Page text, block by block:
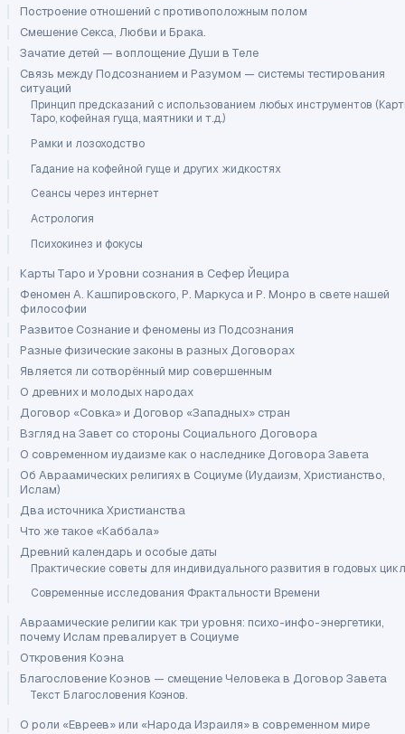
Построение отношений с противоположным полом
Смешение Секса, Любви и Брака.
Зачатие детей — воплощение Души в Теле
Связь между Подсознанием и Разумом — системы тестирования
ситуаций
Принцип предсказаний с использованием любых инструментов
Таро, кофейная гуща, маятники и т.д.)
Рамки и лозоходство
Гадание на кофейной гуще и других жидкостях
Сеансы через интернет
Астрология
Психокинез и фокусы
Карты Таро и Уровни сознания в Сефер Йецира
Феномен А. Кашпировского, Р. Маркуса и Р. Монро в свете нашей
философии
Развитое Сознание и феномены из Подсознания
Разные физические законы в разных Договорах
Является ли сотворённый мир совершенным
О древних и молодых народах
Договор «Совка» и Договор «Западных» стран
Взгляд на Завет со стороны Социального Договора
О современном иудаизме как о наследнике Договора Завета
Об Авраамических религиях в Социуме (Иудаизм, Христианство,
Ислам)
Два источника Христианства
Что же такое «Каббала»
Древний календарь и особые даты
Практические советы для индивидуального развития в годовых
Современные исследования Фрактальности Времени
Авраамические религии как три уровня: психо-инфо-энергетики,
почему Ислам превалирует в Социуме
Откровения Коэна
Благословение Коэнов — смещение Человека в Договор Завета
Текст Благословения Коэнов.
О роли «Евреев» или «Народа Израиля» в современном мире